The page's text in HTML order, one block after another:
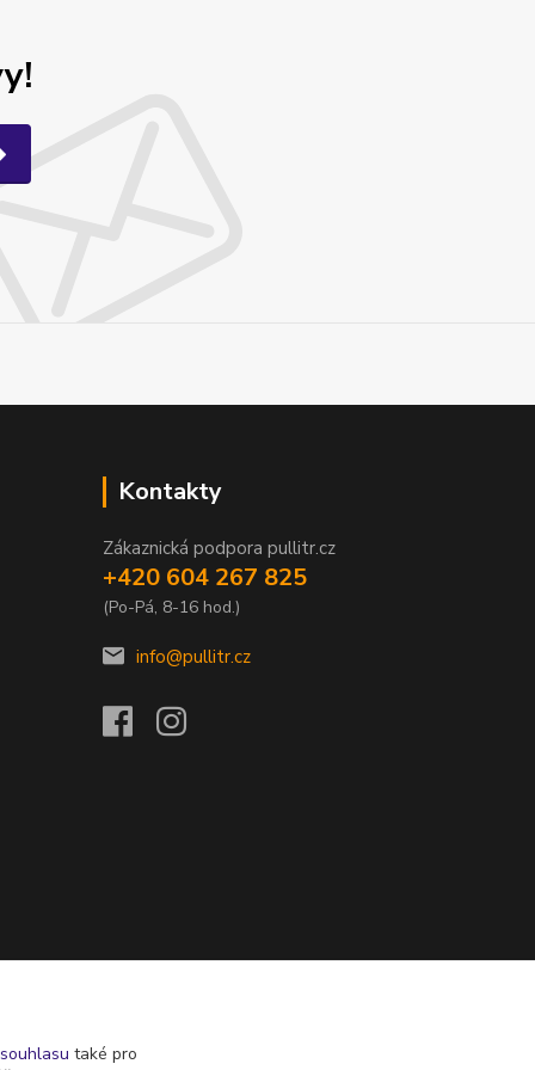
Kontakty
Zákaznická podpora pullitr.cz
+420 604 267 825
(Po-Pá, 8-16 hod.)
info@pullitr.cz
souhlasu také pro